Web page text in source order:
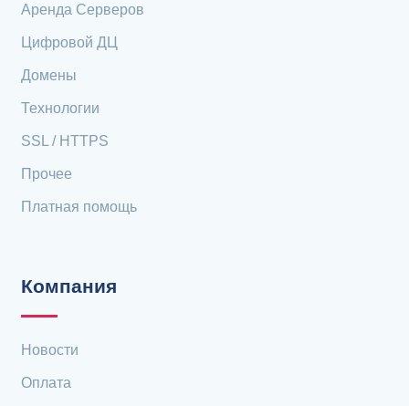
Аренда Серверов
Цифровой ДЦ
Домены
Технологии
SSL / HTTPS
Прочее
Платная помощь
Компания
Новости
Оплата